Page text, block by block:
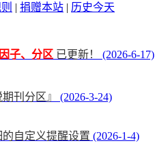
| 捐赠本站 | 历史今天
子、分区 已更新！
(2026-6-17)
刊分区』
(2026-3-24)
的自定义提醒设置 (2026-1-4)